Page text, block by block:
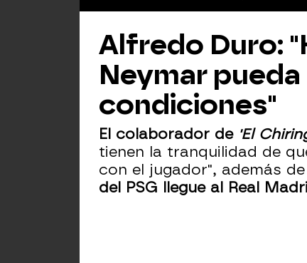
Alfredo Duro:
Neymar
condiciones"
El colaborador de 'El
tienen la tranquilidad de
con el jugador", además
del PSG llegue al Real